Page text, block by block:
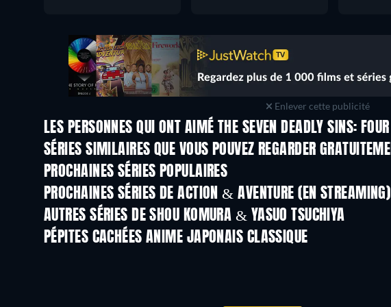
Enlever cette publicité
LES PERSONNES QUI ONT AIMÉ THE SEVEN DEADLY SINS:
Série
SÉRIES SIMILAIRES QUE VOUS POUVEZ REGARDER
Série Série
PROCHAINES SÉRIES POPULAIRES
Série
PROCHAINES SÉRIES DE ACTION & AVENTURE (EN STREAMING)
Saison 2 Saison 2
AUTRES SÉRIES DE SHOU KOMURA & YASUO TSUCHIYA
Série Série
PÉPITES CACHÉES ANIME JAPONAIS CLASSIQUE
Série